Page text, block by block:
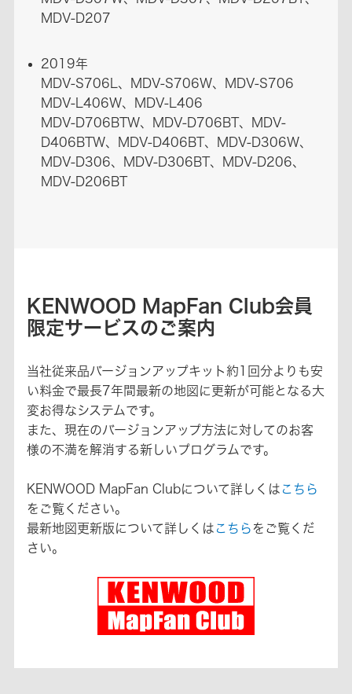
MDV-D207
2019年
MDV-S706L、MDV-S706W、MDV-S706
MDV-L406W、MDV-L406
MDV-D706BTW、MDV-D706BT、MDV-
D406BTW、MDV-D406BT、MDV-D306W、
MDV-D306、MDV-D306BT、MDV-D206、
MDV-D206BT
KENWOOD MapFan Club会員
限定サービスのご案内
当社従来品バージョンアップキット約1回分よりも安
い料金で最長7年間最新の地図に更新が可能となる大
変お得なシステムです。
また、現在のバージョンアップ方法に対してのお客
様の不満を解消する新しいプログラムです。
KENWOOD MapFan Clubについて詳しくは こちら
をご覧ください。
最新地図更新版について詳しくは こちらをご覧くだ
さい。